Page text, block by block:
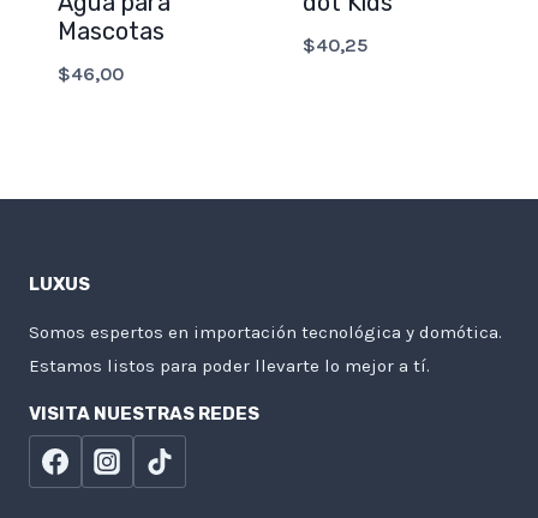
Mascotas
$46,00
$40,25
LUXUS
Somos espertos en importación tecnológica y domótica.
Estamos listos para poder llevarte lo mejor a tí.
VISITA NUESTRAS REDES